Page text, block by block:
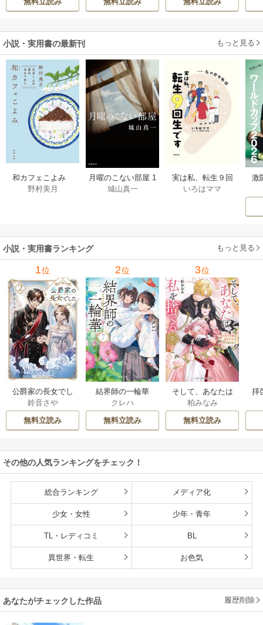
真実の恋を探しま
生活を満喫する
小説・実用書の最新刊 もっと見る
和カフェこよみ
五月くんの夏のお
野村美月
月曜のこない部屋 1
巻
城山真一
実は私、転生９回
生です マンガ
いろはママ
激
小説・実用書ランキング もっと見る
1位
公爵家の長女でし
た
鈴音さや
無料立読み
2位
結界師の一輪華
クレハ
無料立読み
3位
そして、あなたは
私を捨てる
柏みなみ
無料立読み
拝
その他の人気ランキングをチェック！
総合ランキング メディア化
少女・女性 少年・青年
TL・レディコミ BL
異世界・転生 お色気
あなたがチェックした作品 履歴削除